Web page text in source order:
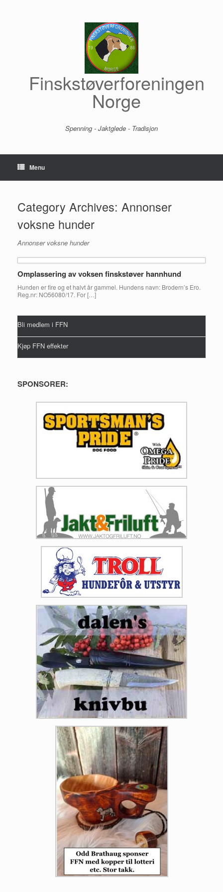
Finskstøverforeningen
Norge
Spenning - Jaktglede - Tradisjon
Menu
Category Archives: Annonser
voksne hunder
Annonser voksne hunder
Omplassering av voksen finskstøver hannhund
Hunden er fire og et halvt år gammel. Hundens navn: Brodern’s Ero.
Reg.nr: NO56080/17. For […]
Bli medlem i FFN
Kjøp FFN effekter
SPONSORER: